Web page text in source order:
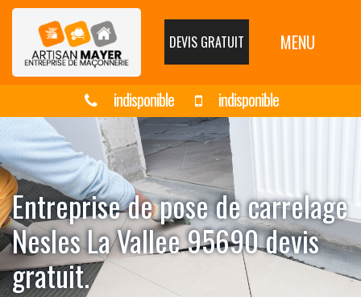
DEVIS GRATUIT MENU
indisponible indisponible
Entreprise de pose de carrelage
Nesles La Vallee 95690 devis
gratuit.